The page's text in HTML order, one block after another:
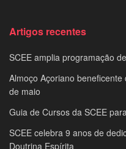
Artigos recentes
SCEE amplia programação
Almoço Açoriano
de maio
Guia de Cursos da SCEE
SCEE celebra 9 anos de
Doutrina Espírita